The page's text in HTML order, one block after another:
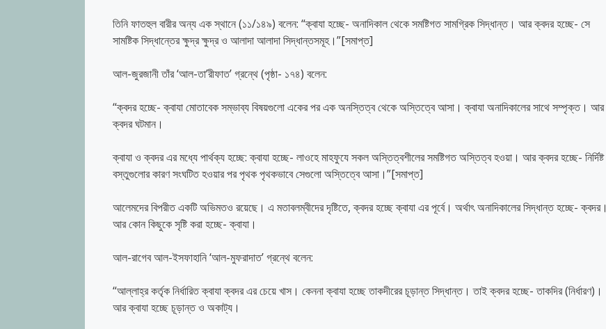
তিনি ফাতহুল বারীর অন্য এক স্থানে (১১/১৪৯) বলেন: “ক্বাযা হচ্ছে- অনাদিকাল থেকে সমষ্টিগত সামগ্রিক সিদ্ধান্ত। আর ক্বদর হচ্ছে- সে
সামষ্টিক সিদ্ধান্তের ক্ষুদ্র ক্ষুদ্র ও আলাদা আলাদা সিদ্ধান্তসমূহ।”[সমাপ্ত]
আল-জুরজানী তাঁর ‘আল-তা’রীফাত’ গ্রন্থে (পৃষ্ঠা- ১৭৪) বলেন:
“ক্বদর হচ্ছে- ক্বাযা মোতাবেক সম্ভাব্য বিষয়গুলো একের পর এক অনস্তিত্ব থেকে অস্তিত্বে আসা। ক্বাযা অনাদিকালের সাথে সম্পৃক্ত। আর
ক্বদর ঘটমান।
ক্বাযা ও ক্বদর এর মধ্যে পার্থক্য হচ্ছে: ক্বাযা হচ্ছে- লাওহে মাহফুযে সকল অস্তিত্বশীলের সমষ্টিগত অস্তিত্ব হওয়া। আর ক্বদর হচ্ছে- নির্দিষ্ট
বস্তুগুলোর কারণ সংঘটিত হওয়ার পর পৃথক পৃথকভাবে সেগুলো অস্তিত্বে আসা।”[সমাপ্ত]
আলেমদের বিপরীত একটি অভিমতও রয়েছে। এ মতাবলম্বীদের দৃষ্টিতে, ক্বদর হচ্ছে ক্বাযা এর পূর্বে। অর্থাৎ অনাদিকালের সিদ্ধান্ত হচ্ছে- ক্বদর।
আর কোন কিছুকে সৃষ্টি করা হচ্ছে- ক্বাযা।
আল-রাগেব আল-ইসফাহানি ‘আল-মুফরাদাত’ গ্রন্থে বলেন:
“আল্লাহ্‌র কর্তৃক নির্ধারিত ক্বাযা ক্বদর এর চেয়ে খাস। কেননা ক্বাযা হচ্ছে তাকদীরের চূড়ান্ত সিদ্ধান্ত। তাই ক্বদর হচ্ছে- তাকদির (নির্ধারণ)।
আর ক্বাযা হচ্ছে চূড়ান্ত ও অকাট্য।